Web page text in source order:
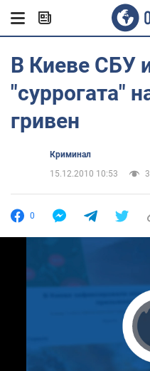
В Киеве СБУ
"суррогата"
гривен
Криминал
15.12.2010 10:53
0